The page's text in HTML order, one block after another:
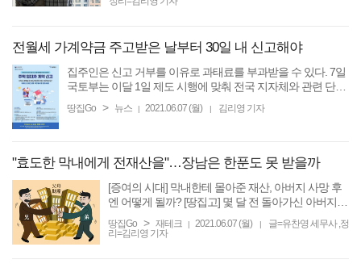
전월세 가계약금 주고받은 날부터 30일 내 신고해야
집주인은 신고 거부를 이유로 과태료를 부과받을 수 있다. 7일
국토부는 이달 1일 제도 시행에 맞춰 전국 지자체와 관련 단체
땅집Go > 뉴스 | 2021.06.07 (월) | 김리영 기자
"효도한 막내에게 전재산을"…장남은 한푼도 못 받을까
[증여의 시대] 막내한테 몰아준 재산, 아버지 사망 후
엔 어떻게 될까? [땅집고] 몇 달 전 돌아가신 아버지
모임에서 A씨는 깜짝 놀랄 만한 이야기를 들었다. 아
땅집Go > 재테크 | 2021.06.07 (월) |
글=유찬영 세무사 ,정
리=김리영 기자